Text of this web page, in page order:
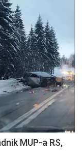
MUP-a RS,